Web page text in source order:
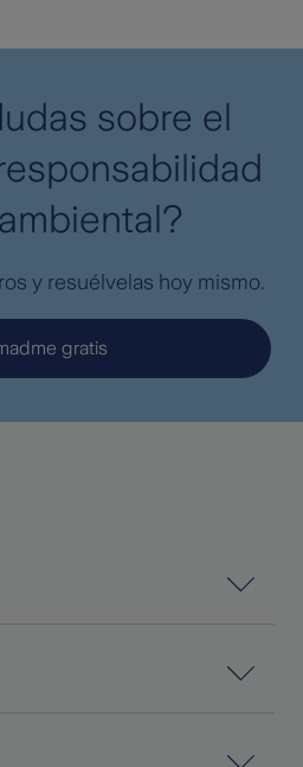
sobre el
y resuélvelas hoy mismo.
gratis